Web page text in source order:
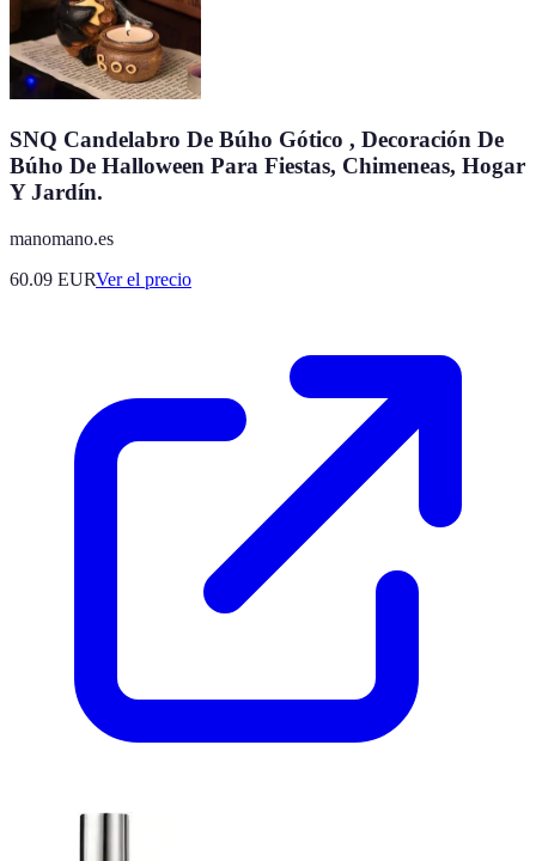
SNQ Candelabro De Búho Gótico , Decoración De
Búho De Halloween Para Fiestas, Chimeneas, Hogar
Y Jardín.
manomano.es
60.09 EURVer el precio